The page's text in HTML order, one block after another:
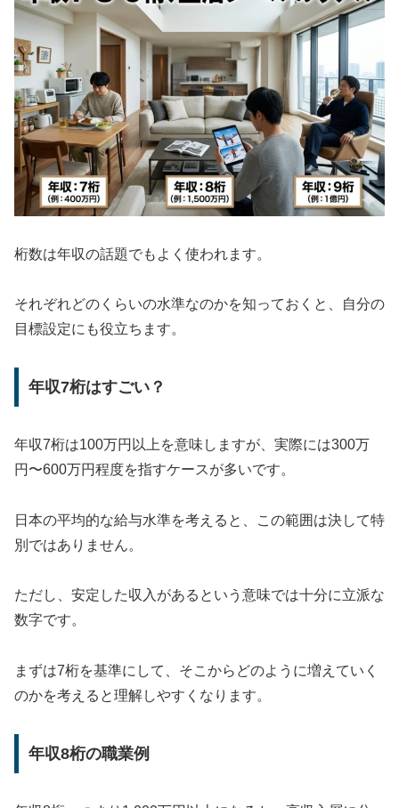
桁数は年収の話題でもよく使われます。
それぞれどのくらいの水準なのかを知っておくと、自分の
目標設定にも役立ちます。
年収7桁はすごい？
年収7桁は100万円以上を意味しますが、実際には300万
円〜600万円程度を指すケースが多いです。
日本の平均的な給与水準を考えると、この範囲は決して特
別ではありません。
ただし、安定した収入があるという意味では十分に立派な
数字です。
まずは7桁を基準にして、そこからどのように増えていく
のかを考えると理解しやすくなります。
年収8桁の職業例